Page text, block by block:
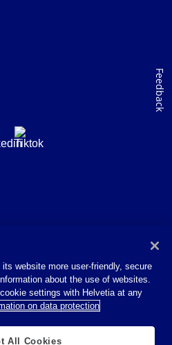
website more user-friendly, secure
about the use of websites.
settings with Helvetia at any
on data protection
All Cookies
Feedback